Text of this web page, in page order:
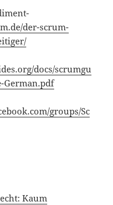
der-scrum-
docs/scrumgu
German.pdf
groups/Sc
Kaum